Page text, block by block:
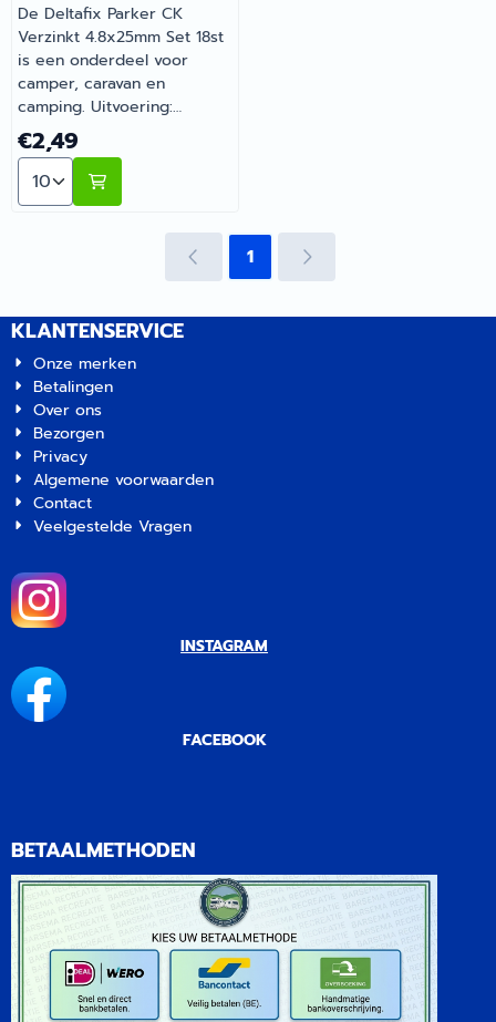
De Deltafix Parker CK
Verzinkt 4.8x25mm Set 18st
is een onderdeel voor
camper, caravan en
camping. Uitvoering:
afmeting 8x25mm, 18 stuks.
Zo blijft je camper of
caravan goed onderhouden
en compleet. Bij Barsema
caravanonderdelen, vind je
persoonlijk advies.
Prijs: 2,49
€2,49
Aantal kiezen voor Deltafix Parker CK Verzinkt
1
KLANTENSERVICE
Onze merken
Betalingen
Over ons
Bezorgen
Privacy
Algemene voorwaarden
Contact
Veelgestelde Vragen
INSTAGRAM
FACEBOOK
BETAALMETHODEN